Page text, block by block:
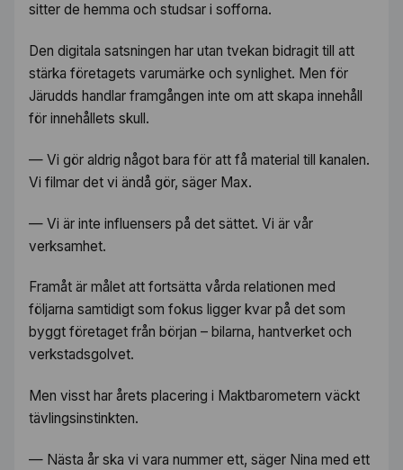
sitter de hemma och studsar i sofforna.
Den digitala satsningen har utan tvekan bidragit till att
stärka företagets varumärke och synlighet. Men för
Järudds handlar framgången inte om att skapa innehåll
för innehållets skull.
— Vi gör aldrig något bara för att få material till kanalen.
Vi filmar det vi ändå gör, säger Max.
— Vi är inte influensers på det sättet. Vi är vår
verksamhet.
Framåt är målet att fortsätta vårda relationen med
följarna samtidigt som fokus ligger kvar på det som
byggt företaget från början – bilarna, hantverket och
verkstadsgolvet.
Men visst har årets placering i Maktbarometern väckt
tävlingsinstinkten.
— Nästa år ska vi vara nummer ett, säger Nina med ett